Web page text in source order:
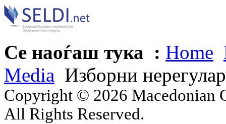
Се наоѓаш тука : Home
Media Изборни
Copyright © 2026 Macedonian
All Rights Reserved.